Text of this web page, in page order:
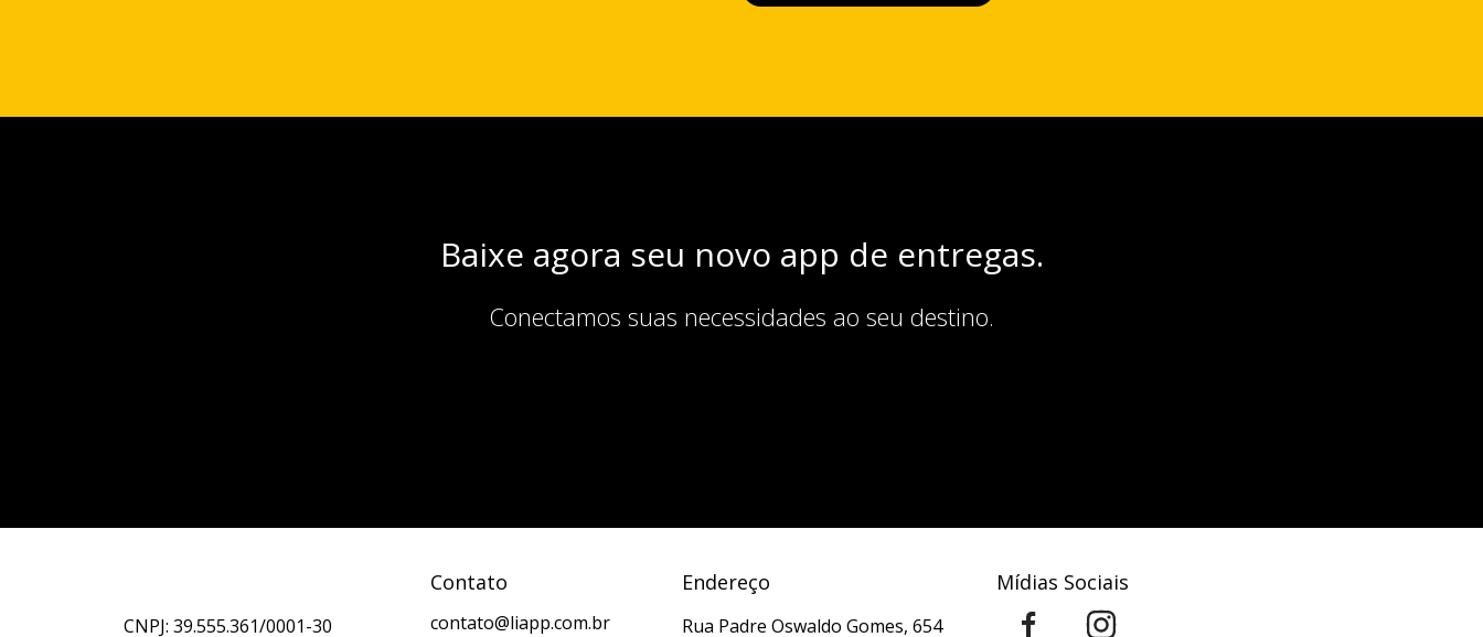
Baixe agora seu novo app de entregas.
Conectamos suas necessidades ao seu destino.
CNPJ: 39.555.361/0001-30
Contato
contato@liapp.com.br
Endereço
Rua Padre Oswaldo Gomes, 654
Mídias Sociais